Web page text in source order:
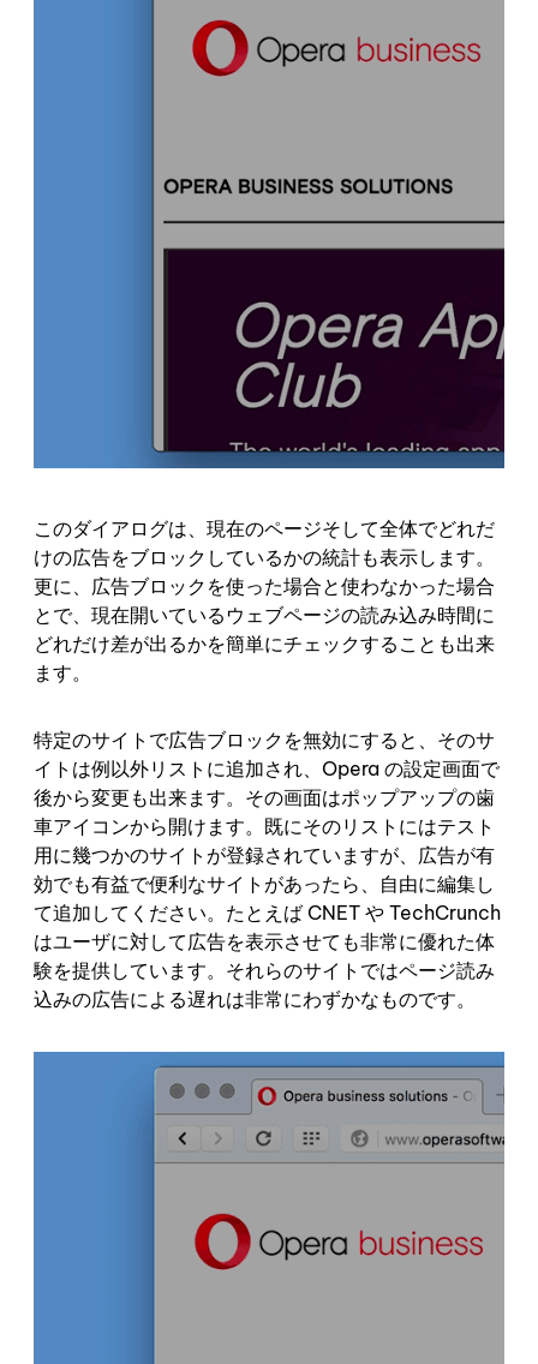
このダイアログは、現在のページそして全体でどれだ
けの広告をブロックしているかの統計も表示します。
更に、広告ブロックを使った場合と使わなかった場合
とで、現在開いているウェブページの読み込み時間に
どれだけ差が出るかを簡単にチェックすることも出来
ます。
特定のサイトで広告ブロックを無効にすると、そのサ
イトは例以外リストに追加され、Opera の設定画面で
後から変更も出来ます。その画面はポップアップの歯
車アイコンから開けます。既にそのリストにはテスト
用に幾つかのサイトが登録されていますが、広告が有
効でも有益で便利なサイトがあったら、自由に編集し
て追加してください。たとえば CNET や TechCrunch
はユーザに対して広告を表示させても非常に優れた体
験を提供しています。それらのサイトではページ読み
込みの広告による遅れは非常にわずかなものです。